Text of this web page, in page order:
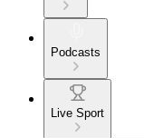
Podcasts
Live Sport